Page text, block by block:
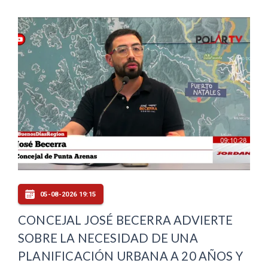
05-08-2026 19:15
CONCEJAL JOSÉ BECERRA ADVIERTE
SOBRE LA NECESIDAD DE UNA
PLANIFICACIÓN URBANA A 20 AÑOS Y